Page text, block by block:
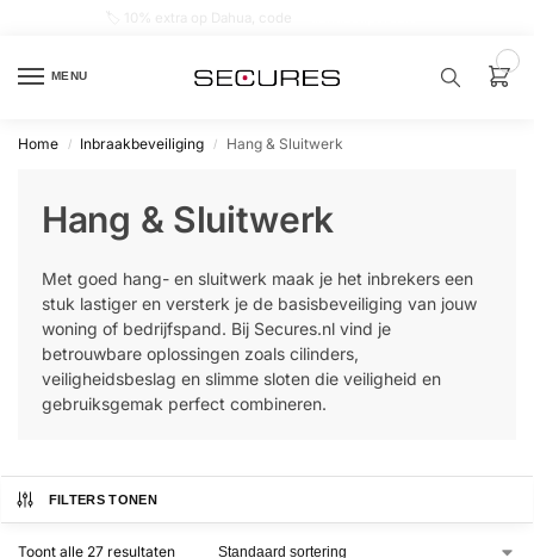
MENU
Alarm
Home / Inbraakbeveiliging / Hang & Sluitwerk
Hang & Sluitwerk
Met goed hang- en sluitwerk maak je het inbrekers een
stuk lastiger en versterk je de basisbeveiliging van jouw
woning of bedrijfspand. Bij Secures.nl vind je
betrouwbare oplossingen zoals cilinders,
veiligheidsbeslag en slimme sloten die veiligheid en
gebruiksgemak perfect combineren.
FILTERS TONEN
Toont alle 27 resultaten